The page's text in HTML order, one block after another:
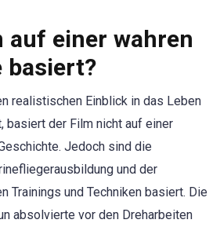
auf einer wahren
basiert?
realistischen Einblick in das Leben
basiert der Film nicht auf einer
Jedoch sind die
und der
Trainings und Techniken basiert. Die
absolvierte vor den Dreharbeiten